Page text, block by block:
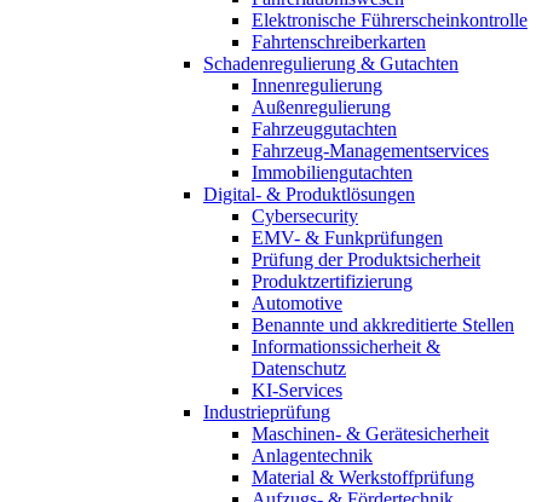
Elektronische Führerscheinkontrolle
Fahrtenschreiberkarten
Schadenregulierung & Gutachten
Innenregulierung
Außenregulierung
Fahrzeuggutachten
Fahrzeug-Managementservices
Immobiliengutachten
Digital- & Produktlösungen
Cybersecurity
EMV- & Funkprüfungen
Prüfung der Produktsicherheit
Produktzertifizierung
Automotive
Benannte und akkreditierte Stellen
Informationssicherheit &
Datenschutz
KI-Services
Industrieprüfung
Maschinen- & Gerätesicherheit
Anlagentechnik
Material & Werkstoffprüfung